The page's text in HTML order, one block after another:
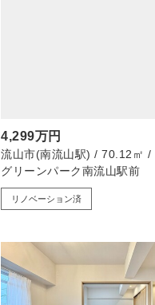
4,299万円
流山市(南流山駅) / 70.12㎡ /
グリーンパーク南流山駅前
リノベーション済